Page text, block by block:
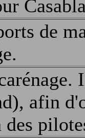
de
afin